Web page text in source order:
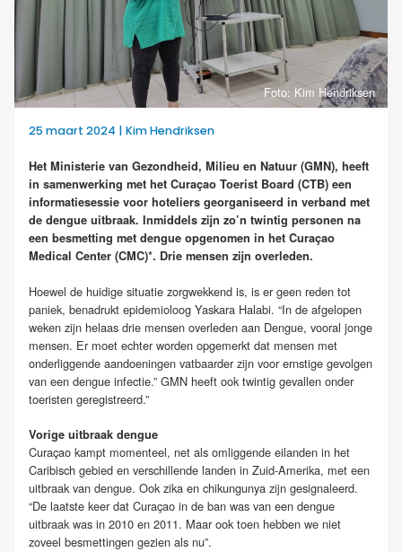
Foto: Kim Hendriksen
25 maart 2024 | Kim Hendriksen
Het Ministerie van Gezondheid, Milieu en Natuur (GMN), heeft
in samenwerking met het Curaçao Toerist Board (CTB) een
informatiesessie voor hoteliers georganiseerd in verband met
de dengue uitbraak. Inmiddels zijn zo’n twintig personen na
een besmetting met dengue opgenomen in het Curaçao
Medical Center (CMC)*. Drie mensen zijn overleden.
Hoewel de huidige situatie zorgwekkend is, is er geen reden tot
paniek, benadrukt epidemioloog Yaskara Halabi. “In de afgelopen
weken zijn helaas drie mensen overleden aan Dengue, vooral jonge
mensen. Er moet echter worden opgemerkt dat mensen met
onderliggende aandoeningen vatbaarder zijn voor ernstige gevolgen
van een dengue infectie.” GMN heeft ook twintig gevallen onder
toeristen geregistreerd.”
Vorige uitbraak dengue
Curaçao kampt momenteel, net als omliggende eilanden in het
Caribisch gebied en verschillende landen in Zuid-Amerika, met een
uitbraak van dengue. Ook zika en chikungunya zijn gesignaleerd.
“De laatste keer dat Curaçao in de ban was van een dengue
uitbraak was in 2010 en 2011. Maar ook toen hebben we niet
zoveel besmettingen gezien als nu”.